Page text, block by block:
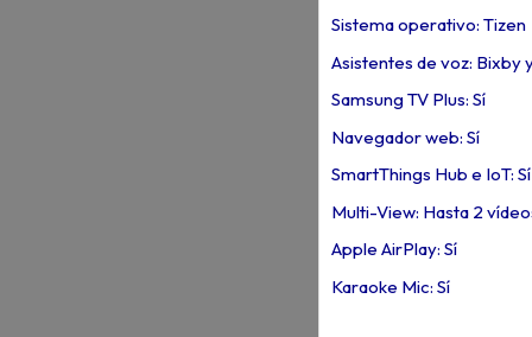
Sistema operativo: Tizen
Asistentes de voz: Bixby
Samsung TV Plus: Sí
Navegador web: Sí
SmartThings Hub e IoT: Sí
Multi-View: Hasta 2
Apple AirPlay: Sí
Karaoke Mic: Sí